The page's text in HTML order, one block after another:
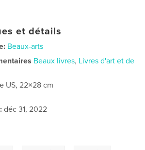
et détails
Beaux-arts
Beaux livres, Livres d'art et de
US, 22×28 cm
déc 31, 2022